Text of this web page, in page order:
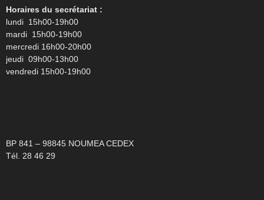
Horaires du secrétariat :
lundi 15h00-19h00
mardi 15h00-19h00
mercredi 16h00-20h00
jeudi 09h00-13h00
vendredi 15h00-19h00
BP 841 – 98845 NOUMEA CEDEX
Tél. 28 46 29